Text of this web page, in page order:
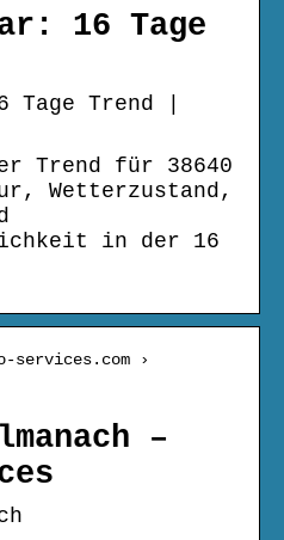
16 Tage
Tage Trend |
Trend für 38640
Wetterzustand,
in der 16
›
–